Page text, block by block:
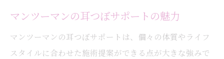
マンツーマンの耳つぼサポートの魅力
マンツーマンの耳つぼサポートは、個々の体質やライフ
スタイルに合わせた施術提案ができる点が大きな強みで